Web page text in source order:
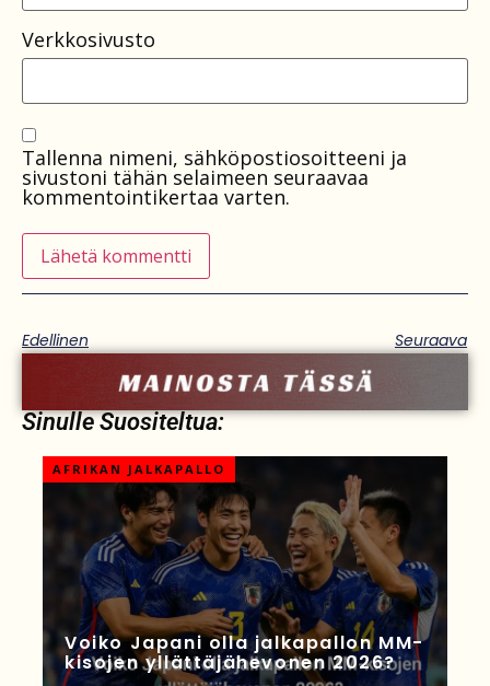
Verkkosivusto
Tallenna nimeni, sähköpostiosoitteeni ja
sivustoni tähän selaimeen seuraavaa
kommentointikertaa varten.
Edellinen Seuraava
Sinulle Suositeltua:
AFRIKAN JALKAPALLO
Voiko Japani olla jalkapallon MM-
kisojen yllättäjähevonen 2026?